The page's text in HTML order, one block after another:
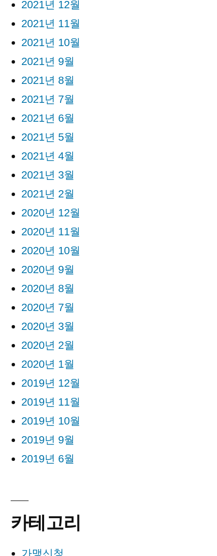
2021년 12월
2021년 11월
2021년 10월
2021년 9월
2021년 8월
2021년 7월
2021년 6월
2021년 5월
2021년 4월
2021년 3월
2021년 2월
2020년 12월
2020년 11월
2020년 10월
2020년 9월
2020년 8월
2020년 7월
2020년 3월
2020년 2월
2020년 1월
2019년 12월
2019년 11월
2019년 10월
2019년 9월
2019년 6월
카테고리
가맹신청